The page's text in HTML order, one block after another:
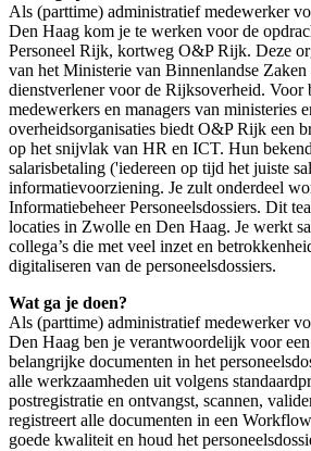
Als (parttime) administratief medewerker
Den Haag kom je te werken voor de
Personeel Rijk, kortweg O&P Rijk. Deze
van het Ministerie van Binnenlandse
dienstverlener voor de Rijksoverheid. Voor
medewerkers en managers van ministeries
overheidsorganisaties biedt O&P Rijk een
op het snijvlak van HR en ICT. Hun
salarisbetaling ('iedereen op tijd het juiste
informatievoorziening. Je zult onderdeel
Informatiebeheer Personeelsdossiers. Dit
locaties in Zwolle en Den Haag. Je werkt
collega’s die met veel inzet en
digitaliseren van de personeelsdossiers.
Wat ga je doen?
Als (parttime) administratief medewerker
Den Haag ben je verantwoordelijk voor
belangrijke documenten in het
alle werkzaamheden uit volgens
postregistratie en ontvangst, scannen,
registreert alle documenten in een
goede kwaliteit en houd het